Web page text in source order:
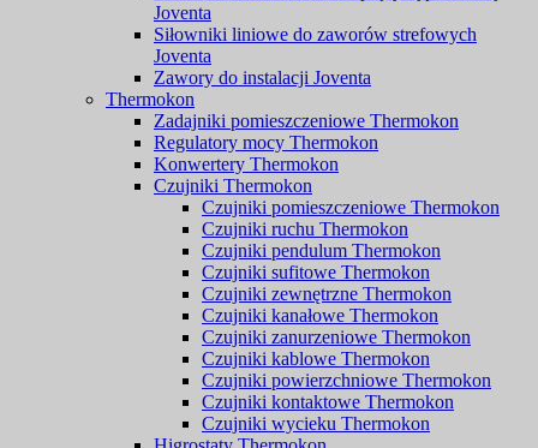
Joventa
Siłowniki liniowe do zaworów strefowych
Joventa
Zawory do instalacji Joventa
Thermokon
Zadajniki pomieszczeniowe Thermokon
Regulatory mocy Thermokon
Konwertery Thermokon
Czujniki Thermokon
Czujniki pomieszczeniowe Thermokon
Czujniki ruchu Thermokon
Czujniki pendulum Thermokon
Czujniki sufitowe Thermokon
Czujniki zewnętrzne Thermokon
Czujniki kanałowe Thermokon
Czujniki zanurzeniowe Thermokon
Czujniki kablowe Thermokon
Czujniki powierzchniowe Thermokon
Czujniki kontaktowe Thermokon
Czujniki wycieku Thermokon